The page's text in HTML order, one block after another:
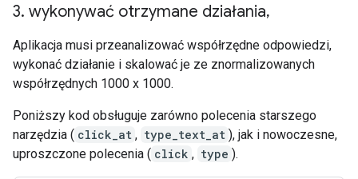
3. wykonywać otrzymane działania,
Aplikacja musi przeanalizować współrzędne odpowiedzi,
wykonać działanie i skalować je ze znormalizowanych
współrzędnych 1000 x 1000.
Poniższy kod obsługuje zarówno polecenia starszego
narzędzia ( click_at , type_text_at ), jak i nowoczesne,
uproszczone polecenia ( click , type ).